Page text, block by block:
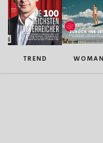
TREND WOMAN